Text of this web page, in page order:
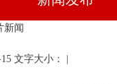
新闻
文字大小： |